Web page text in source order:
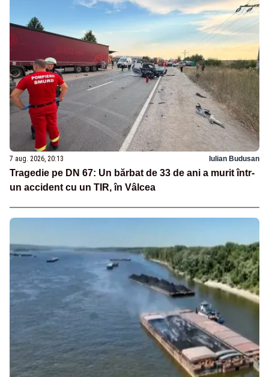
7 aug. 2026, 20:13 Iulian Budusan
Tragedie pe DN 67: Un bărbat de 33 de ani a murit într-
un accident cu un TIR, în Vâlcea